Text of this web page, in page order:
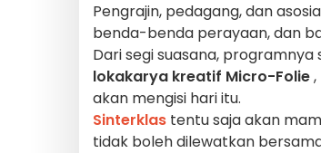
Pengrajin, pedagang, dan
benda-benda perayaan, dan
Dari segi suasana, programnya
lokakarya kreatif Micro-Folie,
akan mengisi hari itu.
Sinterklas tentu saja akan
tidak boleh dilewatkan